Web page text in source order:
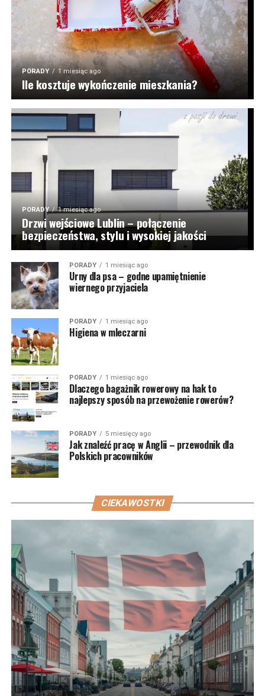
PORADY 1 miesiąc ago
Ile kosztuje wykończenie mieszkania?
PORADY 1 miesiąc ago
Drzwi wejściowe Lublin – połączenie
bezpieczeństwa, stylu i wysokiej jakości
PORADY 1 miesiąc ago
Urny dla psa – godne upamiętnienie
wiernego przyjaciela
PORADY 1 miesiąc ago
Higiena w mleczarni
PORADY 1 miesiąc ago
Dlaczego bagażnik rowerowy na hak to
najlepszy sposób na przewożenie rowerów?
PORADY 5 miesięcy ago
Jak znaleźć pracę w Anglii – przewodnik dla
Polskich pracowników
CIEKAWOSTKI